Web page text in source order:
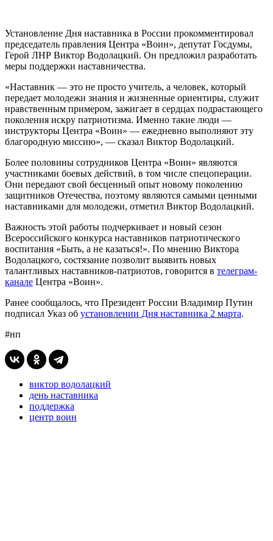
Установление Дня наставника в России прокомментировал
председатель правления Центра «Воин», депутат Госдумы,
Герой ЛНР Виктор Водолацкий. Он предложил разработать
меры поддержки наставничества.
«Наставник — это не просто учитель, а человек, который
передает молодежи знания и жизненные ориентиры, служит
нравственным примером, зажигает в сердцах подрастающего
поколения искру патриотизма. Именно такие люди —
инструкторы Центра «Воин» — ежедневно выполняют эту
благородную миссию», — сказал Виктор Водолацкий.
Более половины сотрудников Центра «Воин» являются
участниками боевых действий, в том числе спецоперации.
Они передают свой бесценный опыт новому поколению
защитников Отечества, поэтому являются самыми ценными
наставниками для молодежи, отметил Виктор Водолацкий.
Важность этой работы подчеркивает и новый сезон
Всероссийского конкурса наставников патриотического
воспитания «Быть, а не казаться!». По мнению Виктора
Водолацкого, состязание позволит выявить новых
талантливых наставников-патриотов, говорится в телеграм-
канале Центра «Воин».
Ранее сообщалось, что Президент России Владимир Путин
подписал Указ об установлении Дня наставника 2 марта.
#нп
виктор водолацкий
день наставника
поддержка
центр воин